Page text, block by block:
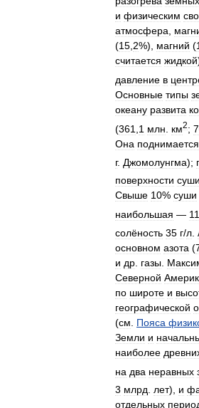
и физическим
атмосфера,
(15,2%), магний (
считается жидкой
давление в
Основные типы
океану развита
(361 1 млн км2;
Она поднимается
г. Джомолунгма);
поверхности суши
Свыше 10% суши
наибольшая —
солёность 35 г/л.
основном азота (
и др. газы.
Северной
по широте и
географической
(см. Пояса
Земли и
наиболее
на два неравных
3 млрд лет), и
отдельных